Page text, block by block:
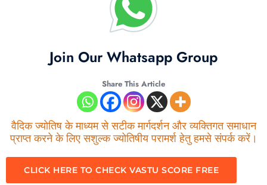
Join Our Whatsapp Group
Share This Article
वैदिक ज्योतिष के माध्यम से सटीक मार्गदर्शन और व्यक्तिगत समाधान
प्राप्त करने के लिए सशुल्क ज्योतिषीय परामर्श हेतु हमसे संपर्क करें।
CLICK HERE TO CHECK VASTU SCORE FREE